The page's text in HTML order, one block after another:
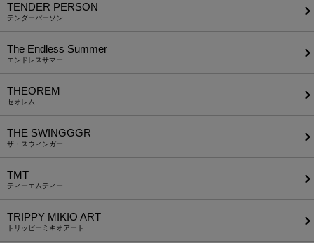
TENDER PERSON
テンダーパーソン
The Endless Summer
エンドレスサマー
THEOREM
セオレム
THE SWINGGGR
ザ・スウィンガー
TMT
ティーエムティー
TRIPPY MIKIO ART
トリッピーミキオアート